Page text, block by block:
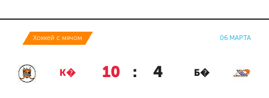
Хоккей с мячом 06 МАРТА
К� 10 : 4 Б�